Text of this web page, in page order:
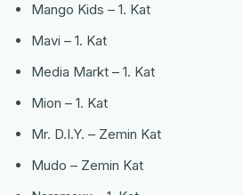
Mango Kids – 1. Kat
Mavi – 1. Kat
Media Markt – 1. Kat
Mion – 1. Kat
Mr. D.I.Y. – Zemin Kat
Mudo – Zemin Kat